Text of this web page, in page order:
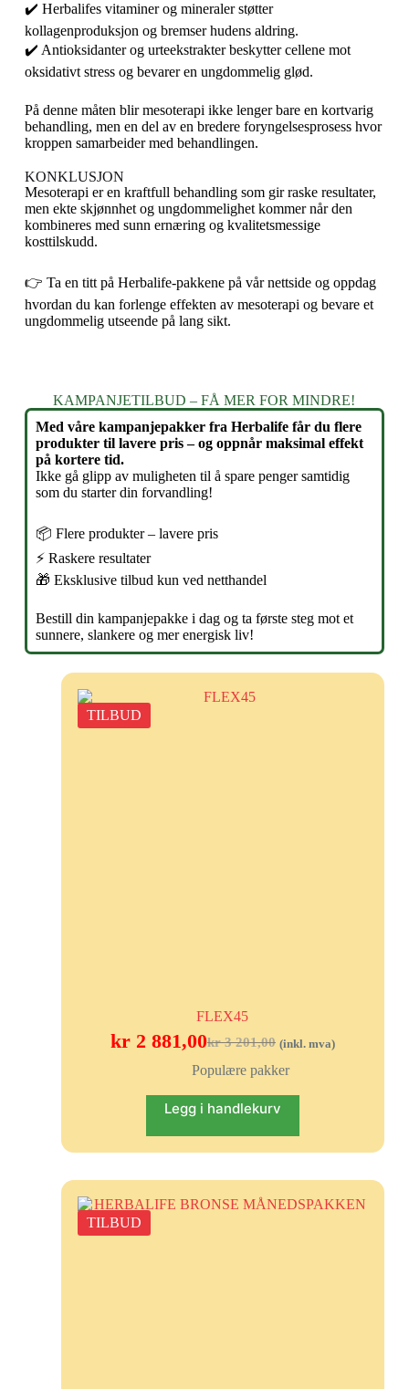
✔️ Herbalifes vitaminer og mineraler støtter
kollagenproduksjon og bremser hudens aldring.
✔️ Antioksidanter og urteekstrakter beskytter cellene mot
oksidativt stress og bevarer en ungdommelig glød.
På denne måten blir mesoterapi ikke lenger bare en kortvarig
behandling, men en del av en bredere foryngelsesprosess hvor
kroppen samarbeider med behandlingen.
KONKLUSJON
Mesoterapi er en kraftfull behandling som gir raske resultater,
men ekte skjønnhet og ungdommelighet kommer når den
kombineres med sunn ernæring og kvalitetsmessige
kosttilskudd.
👉 Ta en titt på Herbalife-pakkene på vår nettside og oppdag
hvordan du kan forlenge effekten av mesoterapi og bevare et
ungdommelig utseende på lang sikt.
KAMPANJETILBUD – FÅ MER FOR MINDRE!
Med våre kampanjepakker fra Herbalife får du flere
produkter til lavere pris – og oppnår maksimal effekt
på kortere tid.
Ikke gå glipp av muligheten til å spare penger samtidig
som du starter din forvandling!
📦 Flere produkter – lavere pris
⚡ Raskere resultater
🎁 Eksklusive tilbud kun ved netthandel
Bestill din kampanjepakke i dag og ta første steg mot et
sunnere, slankere og mer energisk liv!
TILBUD
FLEX45
kr3 201,00
kr2 881,00 (inkl. mva)
Populære pakker
Legg i handlekurv
TILBUD